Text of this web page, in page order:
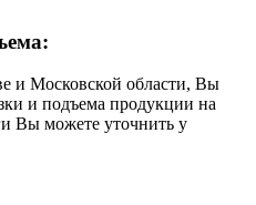
и Московской области, Вы
и подъема продукции на
Вы можете уточнить у